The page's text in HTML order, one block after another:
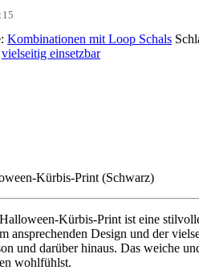
Kombinationen mit Loop Schals
vielseitig einsetzbar
Kürbis-Print (Schwarz)
Kürbis-Print ist eine
ansprechenden Design und der
und darüber hinaus. Das weiche
wohlfühlst.